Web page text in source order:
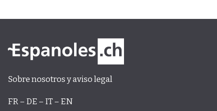
Sobre nosotros y aviso legal
FR – DE – IT – EN